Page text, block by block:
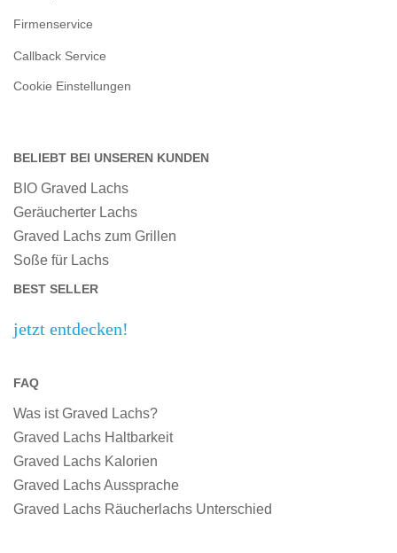
Firmenservice
Callback Service
Cookie Einstellungen
BELIEBT BEI UNSEREN KUNDEN
BIO Graved Lachs
Geräucherter Lachs
Graved Lachs zum Grillen
Soße für Lachs
BEST SELLER
jetzt entdecken!
FAQ
Was ist Graved Lachs?
Graved Lachs Haltbarkeit
Graved Lachs Kalorien
Graved Lachs Aussprache
Graved Lachs Räucherlachs Unterschied